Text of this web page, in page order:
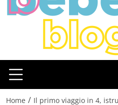
Home / Il primo viaggio in 4,